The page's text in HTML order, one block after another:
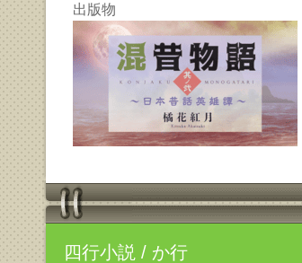
出版物
四行小説 / か行